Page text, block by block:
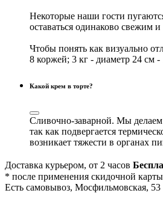
Некоторые наши гости
оставаться одинаково свежим
Чтобы понять как визуально
8 коржей; 3 кг - диаметр 24 см -
Какой крем в торте?
Сливочно-заварной. Мы делаем
так как подвергается
возникает тяжести в органах
Доставка курьером, от 2 часов
* после применения скидочной карты
Есть самовывоз, Мосфильмовская, 53